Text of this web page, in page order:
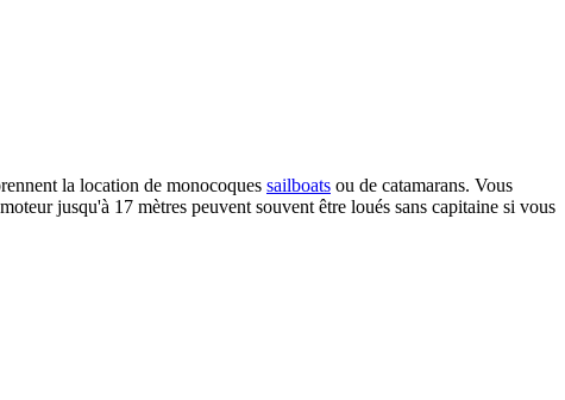
la location de monocoques sailboats ou de catamarans. Vous
jusqu'à 17 mètres peuvent souvent être loués sans capitaine si vous